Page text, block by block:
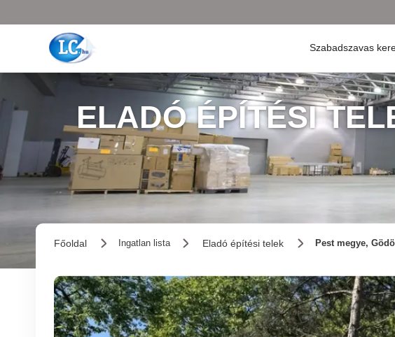
Szabadszavas
ELADÓ ÉPÍTÉSI
Főoldal Ingatlan lista Eladó építési telek Pest megye,